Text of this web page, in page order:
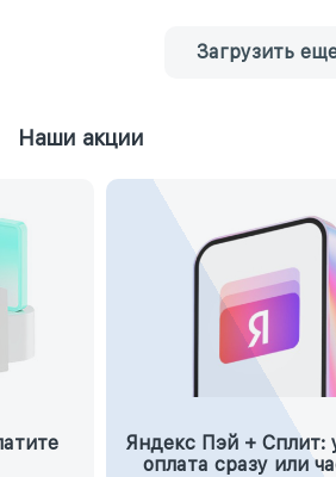
Загрузить
Наши акции
Яндекс Пэй + Сплит:
оплата сразу или